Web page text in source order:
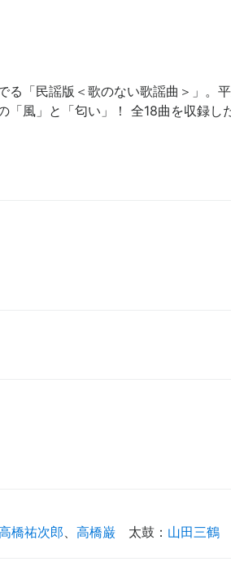
る「民謡版＜歌のない歌謡曲＞」
「風」と「匂い」！ 全18曲を収録し
橋祐次郎 高橋巌 太鼓 ： 山田三鶴